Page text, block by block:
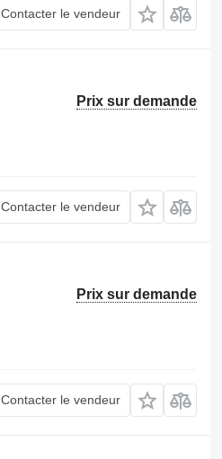
Contacter le vendeur
Prix sur demande
Contacter le vendeur
Prix sur demande
Contacter le vendeur